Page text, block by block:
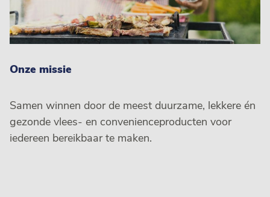
Onze missie
Samen winnen door de meest duurzame, lekkere én
gezonde vlees- en convenienceproducten voor
iedereen bereikbaar te maken.